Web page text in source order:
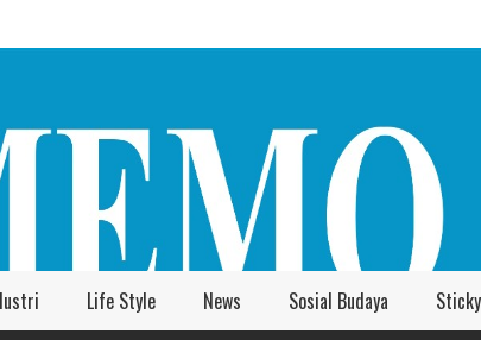
Life Style News Sosial Budaya Sticky